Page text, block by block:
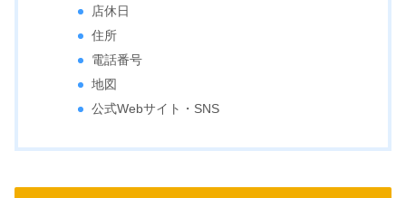
店休日
住所
電話番号
地図
公式Webサイト・SNS